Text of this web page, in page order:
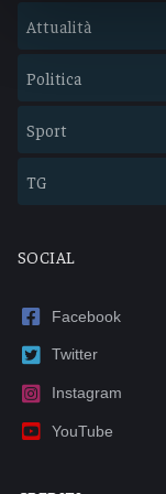
Attualità
Politica
Sport
TG
SOCIAL
Facebook
Twitter
Instagram
YouTube